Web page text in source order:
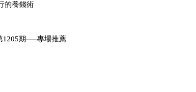
的養錢術
1205期──專場推薦